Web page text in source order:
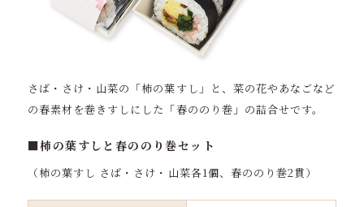
さば・さけ・山菜の「柿の葉すし」と、菜の花やあなごなど
の春素材を巻きすしにした「春ののり巻」の詰合せです。
■柿の葉すしと春ののり巻セット
（柿の葉すし さば・さけ・山菜各1個、春ののり巻2貫）